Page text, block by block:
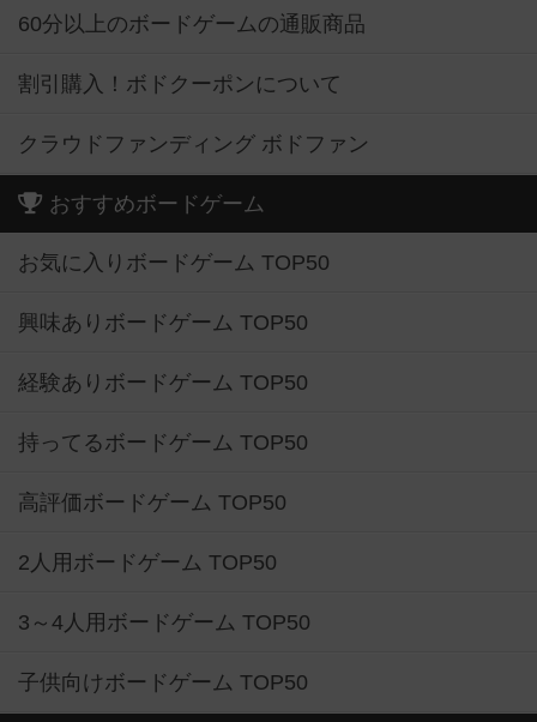
60分以上のボードゲームの通販商品
割引購入！ボドクーポンについて
クラウドファンディング ボドファン
おすすめボードゲーム
お気に入りボードゲーム TOP50
興味ありボードゲーム TOP50
経験ありボードゲーム TOP50
持ってるボードゲーム TOP50
高評価ボードゲーム TOP50
2人用ボードゲーム TOP50
3～4人用ボードゲーム TOP50
子供向けボードゲーム TOP50